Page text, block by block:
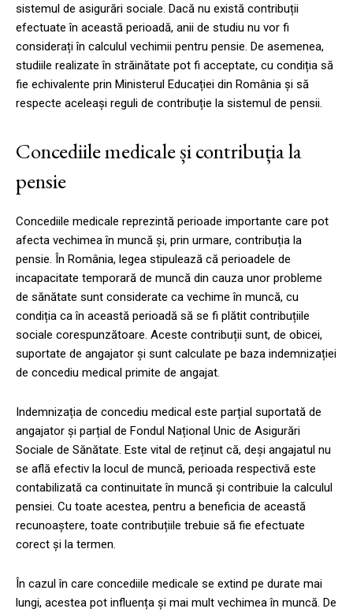
sistemul de asigurări sociale. Dacă nu există contribuții
efectuate în această perioadă, anii de studiu nu vor fi
considerați în calculul vechimii pentru pensie. De asemenea,
studiile realizate în străinătate pot fi acceptate, cu condiția să
fie echivalente prin Ministerul Educației din România și să
respecte aceleași reguli de contribuție la sistemul de pensii.
Concediile medicale și contribuția la
pensie
Concediile medicale reprezintă perioade importante care pot
afecta vechimea în muncă și, prin urmare, contribuția la
pensie. În România, legea stipulează că perioadele de
incapacitate temporară de muncă din cauza unor probleme
de sănătate sunt considerate ca vechime în muncă, cu
condiția ca în această perioadă să se fi plătit contribuțiile
sociale corespunzătoare. Aceste contribuții sunt, de obicei,
suportate de angajator și sunt calculate pe baza indemnizației
de concediu medical primite de angajat.
Indemnizația de concediu medical este parțial suportată de
angajator și parțial de Fondul Național Unic de Asigurări
Sociale de Sănătate. Este vital de reținut că, deși angajatul nu
se află efectiv la locul de muncă, perioada respectivă este
contabilizată ca continuitate în muncă și contribuie la calculul
pensiei. Cu toate acestea, pentru a beneficia de această
recunoaștere, toate contribuțiile trebuie să fie efectuate
corect și la termen.
În cazul în care concediile medicale se extind pe durate mai
lungi, acestea pot influența și mai mult vechimea în muncă. De